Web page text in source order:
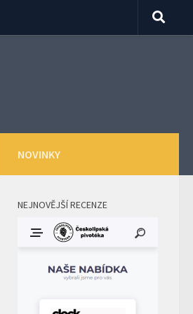
NOVINKY
NEJNOVĚJŠÍ RECENZE